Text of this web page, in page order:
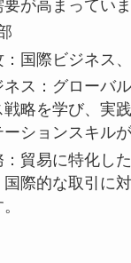
貿易に特化し
際的な取引に
学生生活